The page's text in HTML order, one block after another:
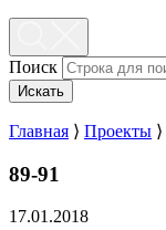
Поиск
Искать
Главная ⟩ Проекты ⟩
89-91
17.01.2018